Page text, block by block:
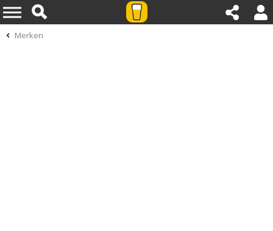
Merken